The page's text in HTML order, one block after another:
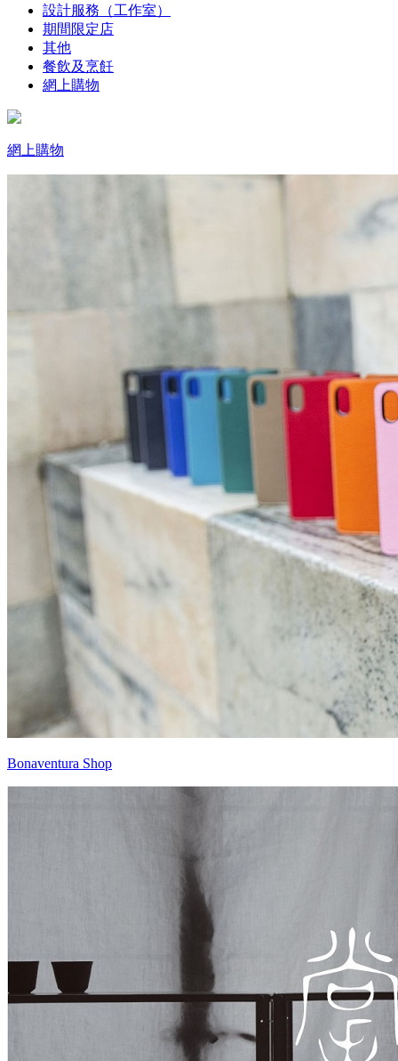
設計服務（工作室）
期間限定店
其他
餐飲及烹飪
網上購物
網上購物
Bonaventura Shop